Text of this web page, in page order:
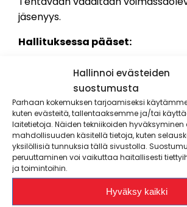
Hallinnoi evästeiden
suostumusta
Parhaan kokemuksen tarjoamiseksi
kuten evästeitä, tallentaaksemme ja/tai
laitetietoja. Näiden tekniikoiden
mahdollisuuden käsitellä tietoja, kuten
yksilöllisiä tunnuksia tällä sivustolla.
peruuttaminen voi vaikuttaa haitallisesti
ja toimintoihin.
Hyväksy kaikki
jäsenyys.
Hallituksessa pääset:
Kehittämään
Tuomaan opiskelijan ääneen
Järjestämään tapahtumia
Tekemään opiskelijoiden
Vaikuttamaan Karelian
Kehittämään tuutorointia
Verkostoitumaan
Tekemään strategiatyötä
Mitä saat meiltä: